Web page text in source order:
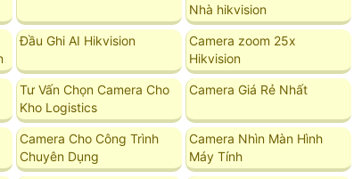
Nhà hikvision
Đầu Ghi AI Hikvision
Camera zoom 25x
Hikvision
Tư Vấn Chọn Camera Cho
Kho Logistics
Camera Giá Rẻ Nhất
Camera Cho Công Trình
Chuyên Dụng
Camera Nhìn Màn Hình
Máy Tính